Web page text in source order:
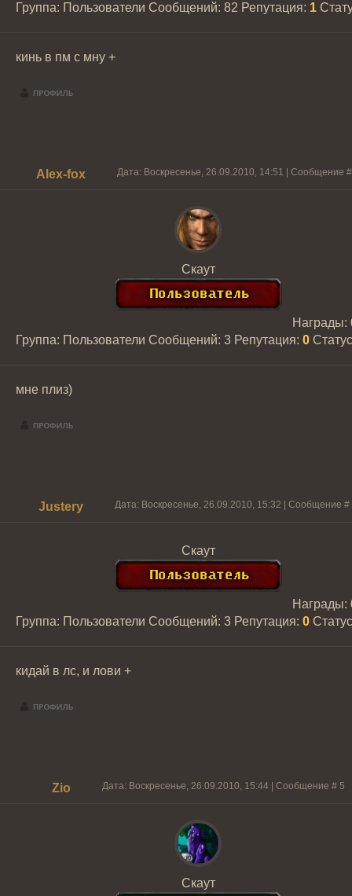
Группа: Пользователи Сообщений: 82 Репутация: 1
кинь в пм с мну +
Alex-fox Дата: Воскресенье, 26.09.2010, 14:51 | Сообщение
Скаут
Группа: Пользователи Сообщений: 3
Награды:
Репутация: 0
мне плиз)
Justery Дата: Воскресенье, 26.09.2010, 15:32 | Сообщение #
Скаут
Группа: Пользователи Сообщений: 3
Награды:
Репутация: 0
кидай в лс, и лови +
Zio Дата: Воскресенье, 26.09.2010, 15:44 | Сообщение # 5
Скаут